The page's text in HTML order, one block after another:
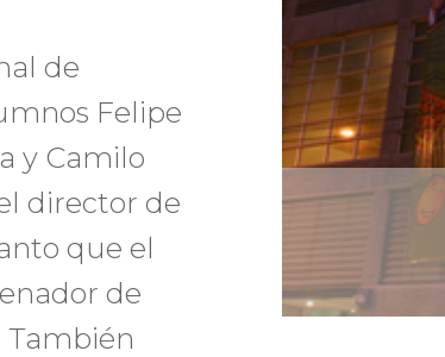
de
Felipe
y Camilo
director de
que el
de
También